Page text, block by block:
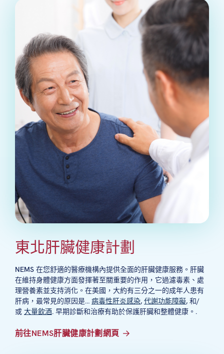
東北肝臟健康計劃
NEMS 在您舒適的醫療機構內提供全面的肝臟健康服務。肝臟
在維持身體健康方面發揮著至關重要的作用，它過濾毒素、處
理營養素並支持消化。在美國，大約有三分之一的成年人患有
肝病，最常見的原因是… 病毒性肝炎感染, 代謝功能障礙, 和/
或 大量飲酒. 早期診斷和治療有助於保護肝臟和整體健康。.
前往NEMS肝臟健康計劃網頁